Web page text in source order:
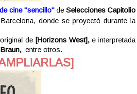
cine "sencillo" de Selecciones Capitolio
donde se proyectó durante la
de [Horizons West], e interpretada
entre otros.